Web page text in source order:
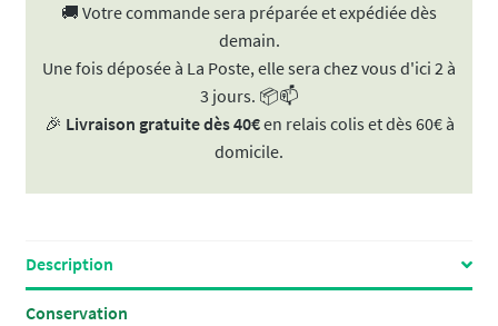
🚚 Votre commande sera préparée et expédiée dès
demain.
Une fois déposée à La Poste, elle sera chez vous d'ici 2 à
3 jours. 📦📫
🎉 Livraison gratuite dès 40€en relais colis et dès 60€ à
domicile.
Description
Conservation